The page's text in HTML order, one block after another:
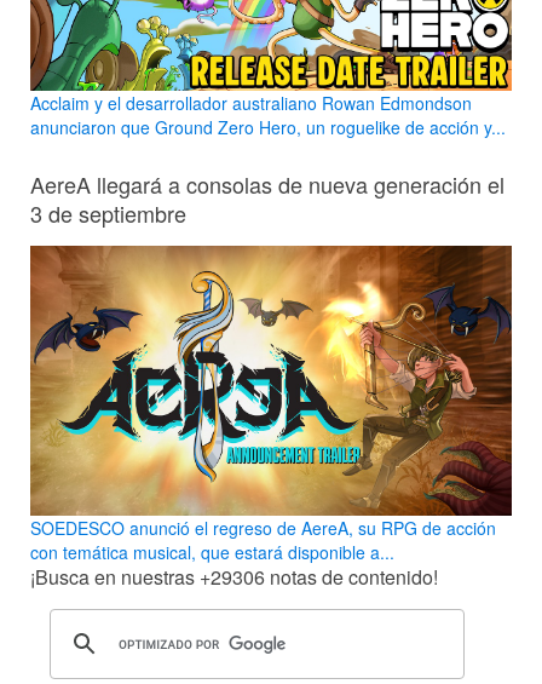
Acclaim y el desarrollador australiano Rowan Edmondson
anunciaron que Ground Zero Hero, un roguelike de acción y...
AereA llegará a consolas de nueva generación el
3 de septiembre
SOEDESCO anunció el regreso de AereA, su RPG de acción
con temática musical, que estará disponible a...
¡Busca en nuestras +29306 notas de contenido!